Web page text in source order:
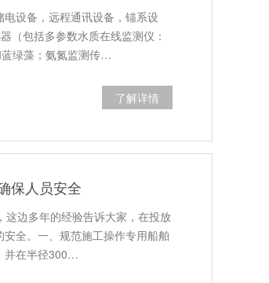
设备，远程通讯设备，锚系设
（包括多参数水质在线监测仪：
绿藻；氨氮监测传…
了解详情
保人员安全
边多年的经验告诉大家，在投放
全。一、规范施工操作‌专用船舶
并在半径300…